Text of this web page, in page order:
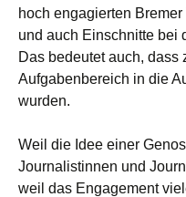
hoch engagierten
und auch Einschnitte bei
Das bedeutet auch,
Aufgabenbereich in die
wurden.
Weil die Idee einer
Journalistinnen und
weil das Engagement